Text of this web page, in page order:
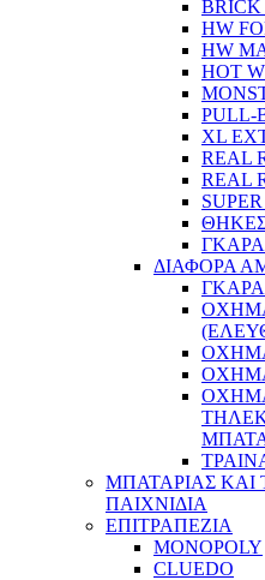
BRICK
HW
HW
HOT
PULL-
XL
REAL
REAL
ΔΙΑΦΟΡΑ
ΜΠΑΤΑΡΙΑΣ
ΠΑΙΧΝΙΔΙΑ
ΕΠΙΤΡΑΠΕΖΙΑ
MONOPOLY
CLUEDO